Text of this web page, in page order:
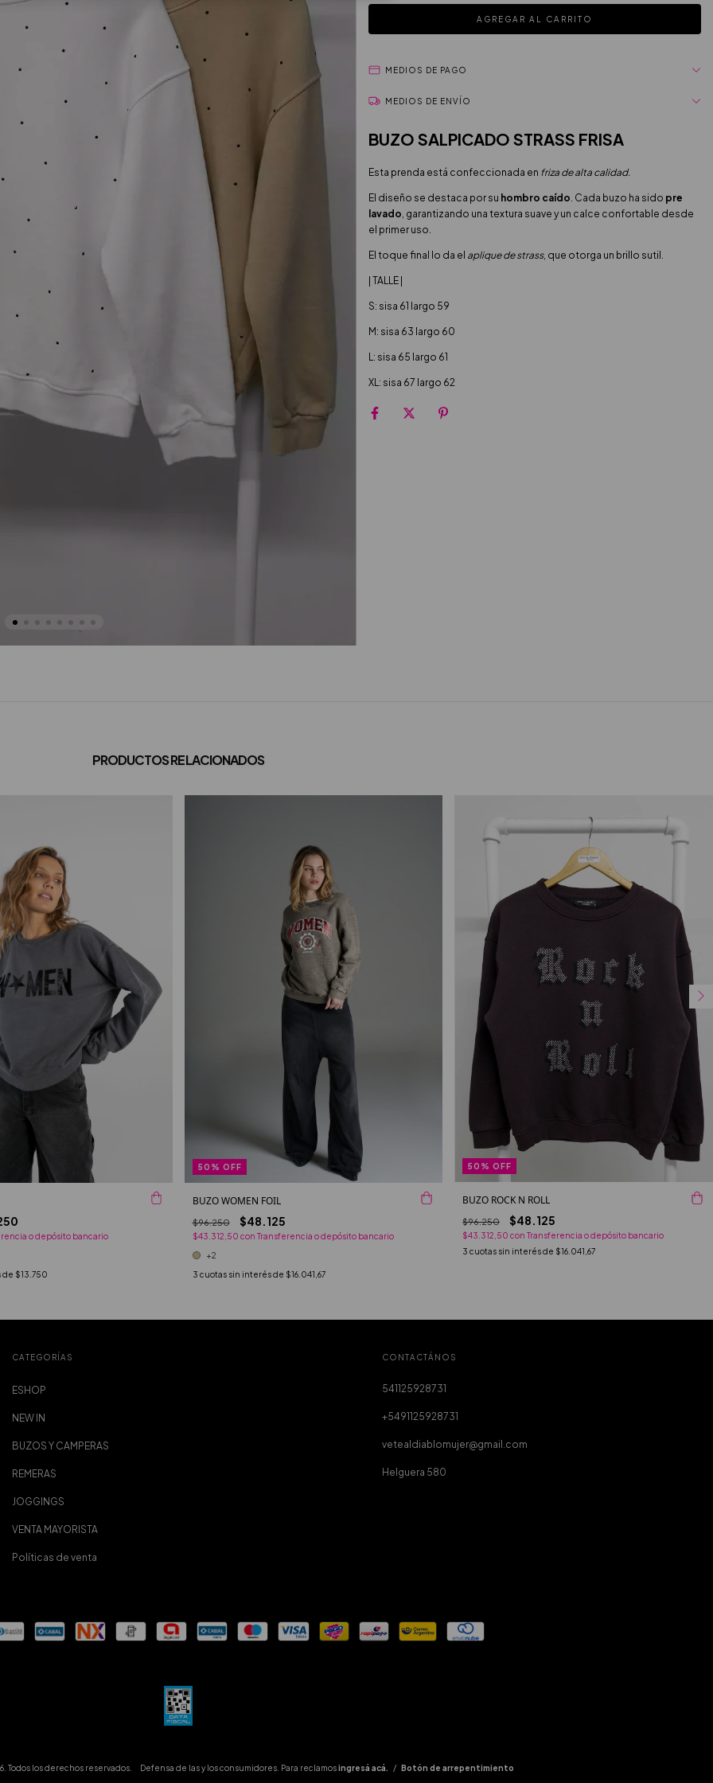
MEDIOS DE PAGO
MEDIOS DE ENVÍO
BUZO SALPICADO STRASS FRISA
Esta prenda está confeccionada en friza de alta calidad.
El diseño se destaca por su hombro caído. Cada buzo ha sido pre
lavado, garantizando una textura suave y un calce confortable desde
el primer uso.
El toque final lo da el aplique de strass, que otorga un brillo sutil.
| TALLE |
S: sisa 61 largo 59
M: sisa 63 largo 60
L: sisa 65 largo 61
XL: sisa 67 largo 62
PRODUCTOS RELACIONADOS
o depósito bancario
de $13.750
50 % OFF
BUZO WOMEN FOIL
$96.250 $48.125
$43.312,50 con Transferencia o depósito bancario
+2
3 cuotas sin interés de $16.041,67
50 %OFF
BUZO ROCK N ROLL
$96.250 $48.125
$43.312,50con Transferencia o depósito bancario
3 cuotas sin interés de $16.041,67
CATEGORÍAS
ESHOP
NEW IN
BUZOS Y CAMPERAS
REMERAS
JOGGINGS
VENTA MAYORISTA
Políticas de venta
CONTACTÁNOS
541125928731
+5491125928731
vetealdiablomujer@gmail.com
Helguera 580
Todos los derechos reservados. Defensa de las y los consumidores. Para reclamosingresá acá. / Botón de arrepentimiento